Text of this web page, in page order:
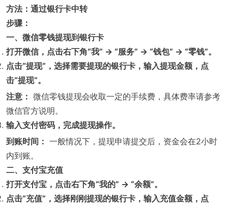
方法：通过银行卡中转
步骤：
一、微信零钱提现到银行卡
打开微信，点击右下角“我” -> “服务” -> “钱包” -> “零钱”。
点击“提现”，选择需要提现的银行卡，输入提现金额，点
击“提现”。
注意： 微信零钱提现会收取一定的手续费，具体费率请参考
微信官方说明。
输入支付密码，完成提现操作。
到账时间： 一般情况下，提现申请提交后，资金会在2小时
内到账。
二、支付宝充值
打开支付宝，点击右下角“我的” -> “余额”。
点击“充值”，选择刚刚提现的银行卡，输入充值金额，点